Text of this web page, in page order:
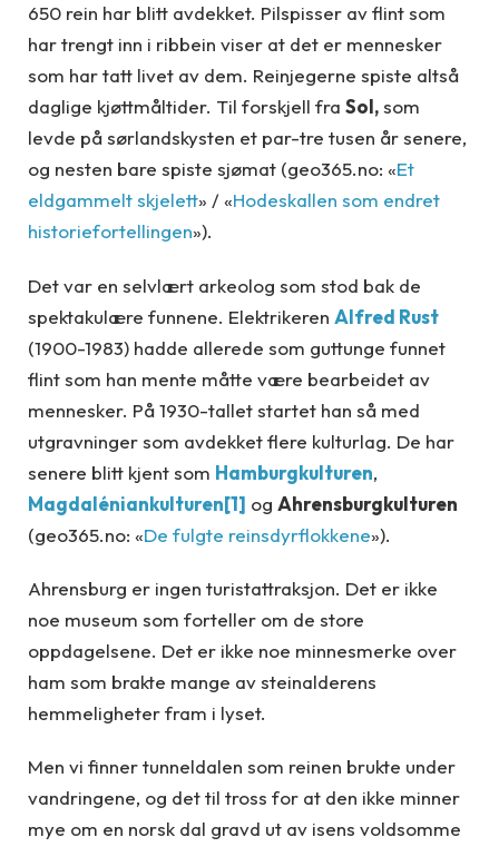
650 rein har blitt avdekket. Pilspisser av flint som
har trengt inn i ribbein viser at det er mennesker
som har tatt livet av dem. Reinjegerne spiste altså
daglige kjøttmåltider. Til forskjell fra Sol,som
levde på sørlandskysten et par-tre tusen år senere,
og nesten bare spiste sjømat (geo365.no: «Et
eldgammelt skjelett» / «Hodeskallen som endret
historiefortellingen»).
Det var en selvlært arkeolog som stod bak de
spektakulære funnene. Elektrikeren Alfred Rust
(1900-1983) hadde allerede som guttunge funnet
flint som han mente måtte være bearbeidet av
mennesker. På 1930-tallet startet han så med
utgravninger som avdekket flere kulturlag. De har
senere blitt kjent som Hamburgkulturen,
Magdaléniankulturen[1] og Ahrensburgkulturen
(geo365.no: «De fulgte reinsdyrflokkene»).
Ahrensburg er ingen turistattraksjon. Det er ikke
noe museum som forteller om de store
oppdagelsene. Det er ikke noe minnesmerke over
ham som brakte mange av steinalderens
hemmeligheter fram i lyset.
Men vi finner tunneldalen som reinen brukte under
vandringene, og det til tross for at den ikke minner
mye om en norsk dal gravd ut av isens voldsomme